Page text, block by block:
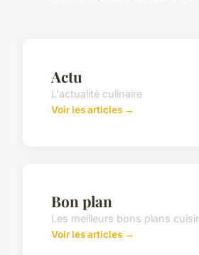
Actu
L'actualité culinaire
Voir les articles →
Bon plan
Les meilleurs bons plans
Voir les articles →